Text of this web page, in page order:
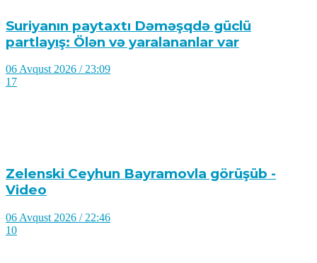
Suriyanın paytaxtı Dəməşqdə güclü
partlayış: Ölən və yaralananlar var
06 Avqust 2026 / 23:09
17
Zelenski Ceyhun Bayramovla görüşüb -
Video
06 Avqust 2026 / 22:46
10